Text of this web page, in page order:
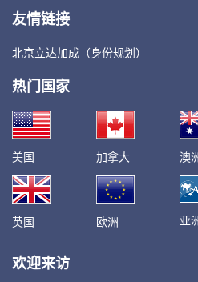
友情链接
北京立达加成（身份规划）
热门国家
美国 加拿大 澳
英国 欧洲 亚
欢迎来访